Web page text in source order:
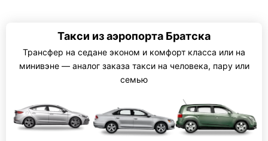
Такси из аэропорта Братска
Трансфер на седане эконом и комфорт класса или на
минивэне — аналог заказа такси на человека, пару или
семью